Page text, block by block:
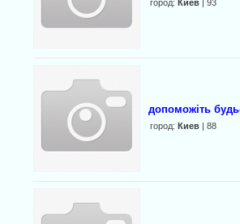
город: Киев| 93
допоможіть
город: Киев| 88